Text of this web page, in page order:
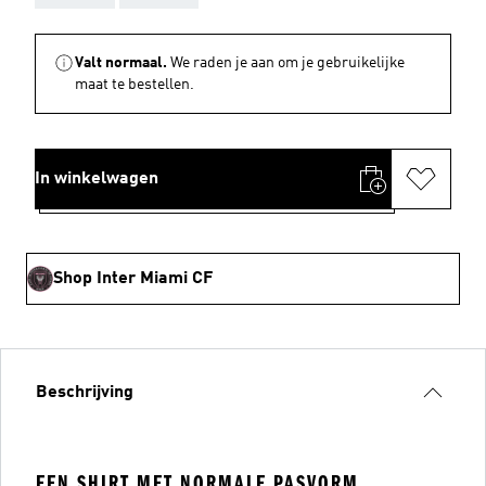
Valt normaal. We raden je aan om je gebruikelijke
maat te bestellen.
In winkelwagen
Shop Inter Miami CF
Beschrijving